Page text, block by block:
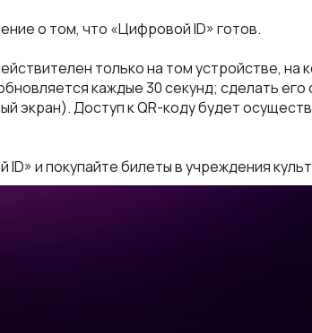
о том, что «Цифровой ID» готов.
только на том устройстве, на
каждые 30 секунд; сделать
экран). Доступ к QR-коду будет
и покупайте билеты в учреждения